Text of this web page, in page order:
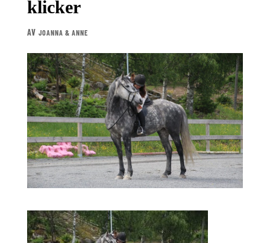
klicker
AV JOANNA & ANNE